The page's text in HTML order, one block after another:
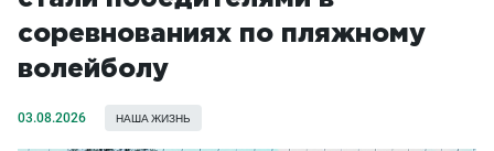
соревнованиях по пляжному
волейболу
03.08.2026 НАША ЖИЗНЬ